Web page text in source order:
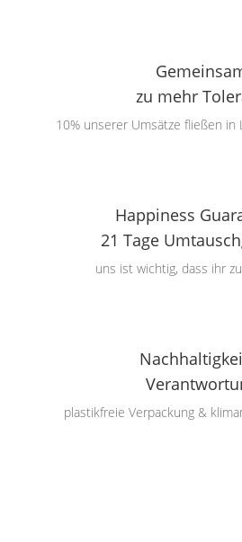
zu mehr
10% unserer Umsätze fließen in
Happiness
21 Tage
uns ist wichtig, dass ihr
plastikfreie Verpackung &